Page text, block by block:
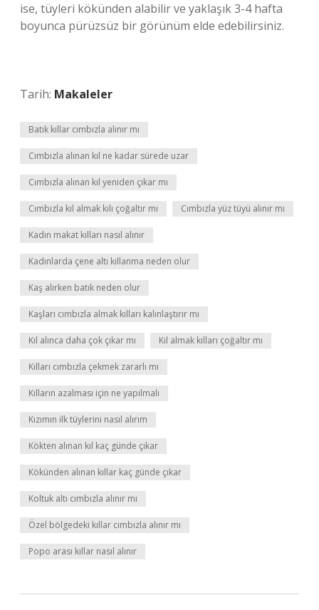
ise, tüyleri kökünden alabilir ve yaklaşık 3-4 hafta
boyunca pürüzsüz bir görünüm elde edebilirsiniz.
Tarih: Makaleler
Batık kıllar cımbızla alınır mı
Cımbızla alınan kıl ne kadar sürede uzar
Cımbızla alınan kıl yeniden çıkar mı
Cımbızla kıl almak kılı çoğaltır mı Cımbızla yüz tüyü alınır mı
Kadın makat kılları nasıl alınır
Kadınlarda çene altı kıllanma neden olur
Kaş alırken batık neden olur
Kaşları cımbızla almak kılları kalınlaştırır mı
Kıl alınca daha çok çıkar mı Kıl almak kılları çoğaltır mı
Kılları cımbızla çekmek zararlı mı
Kılların azalması için ne yapılmalı
Kızımın ilk tüylerini nasıl alırım
Kökten alınan kıl kaç günde çıkar
Kökünden alınan kıllar kaç günde çıkar
Koltuk altı cımbızla alınır mı
Özel bölgedeki kıllar cımbızla alınır mı
Popo arası kıllar nasıl alınır